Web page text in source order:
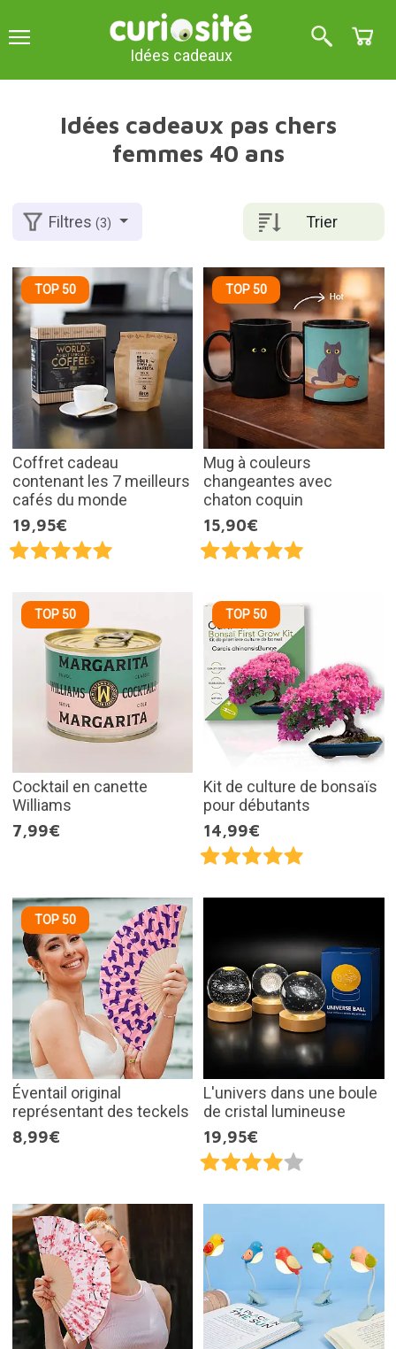
Idées cadeaux
Idées cadeaux pas chers
femmes 40 ans
Trier
Filtres(3)
TOP 50
Coffret cadeau
contenant les 7 meilleurs
cafés du monde
19,95€
TOP 50
Mug à couleurs
changeantes avec
chaton coquin
15,90€
TOP 50
Cocktail en canette
Williams
7,99€
TOP 50
Kit de culture de bonsaïs
pour débutants
14,99€
TOP 50
Éventail original
représentant des teckels
8,99€
L'univers dans une boule
de cristal lumineuse
19,95€